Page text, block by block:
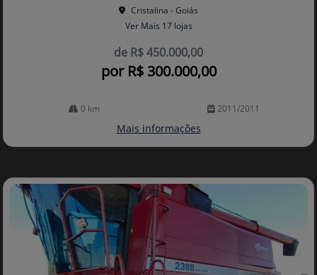
Cristalina - Goiás
Ver Mais 17 lojas
de R$ 450.000,00
por R$ 300.000,00
0 km 2011/2011
Mais informações